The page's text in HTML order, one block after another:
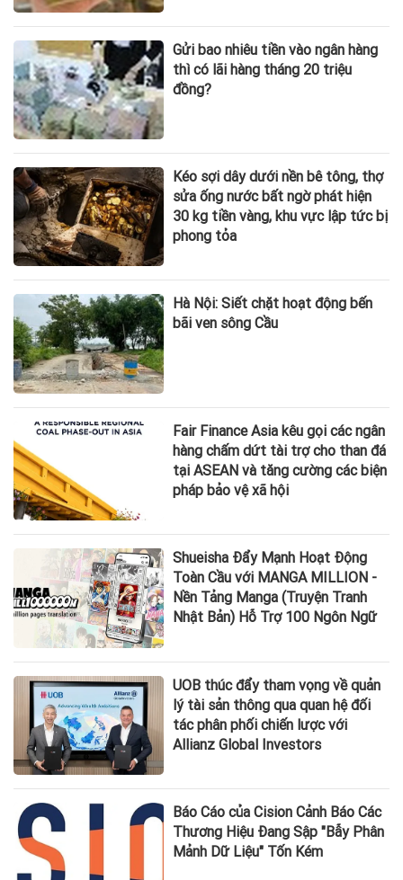
Gửi bao nhiêu tiền vào ngân hàng
thì có lãi hàng tháng 20 triệu
đồng?
Kéo sợi dây dưới nền bê tông, thợ
sửa ống nước bất ngờ phát hiện
30 kg tiền vàng, khu vực lập tức bị
phong tỏa
Hà Nội: Siết chặt hoạt động bến
bãi ven sông Cầu
Fair Finance Asia kêu gọi các ngân
hàng chấm dứt tài trợ cho than đá
tại ASEAN và tăng cường các biện
pháp bảo vệ xã hội
Shueisha Đẩy Mạnh Hoạt Động
Toàn Cầu với MANGA MILLION -
Nền Tảng Manga (Truyện Tranh
Nhật Bản) Hỗ Trợ 100 Ngôn Ngữ
UOB thúc đẩy tham vọng về quản
lý tài sản thông qua quan hệ đối
tác phân phối chiến lược với
Allianz Global Investors
Báo Cáo của Cision Cảnh Báo Các
Thương Hiệu Đang Sập "Bẫy Phân
Mảnh Dữ Liệu" Tốn Kém